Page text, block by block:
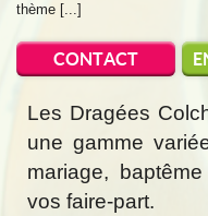
thème [...]
CONTACT
Les Dragées
une gamme
mariage,
vos faire-part.